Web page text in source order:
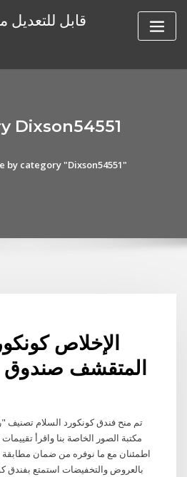
قابل
Dixson54551
by category "Dixson54551"
الإخلاص
المتقشف
تم منح فندق كونكورد السلام تصنيف
مكتبة الصور الخاصة بنا واقرأ
اطمئنان مع ما نوفره من ضمان
بالعروض والتخفيضات استمتع بفندق